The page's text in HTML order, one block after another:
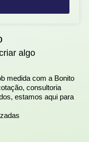
algo
medida com a Bonito
consultoria
estamos aqui para